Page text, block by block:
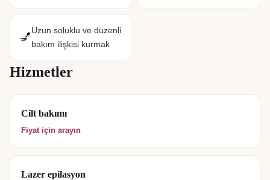
💅
Uzun soluklu ve düzenli
bakım ilişkisi kurmak
Hizmetler
Cilt bakımı
Fiyat için arayın
Lazer epilasyon